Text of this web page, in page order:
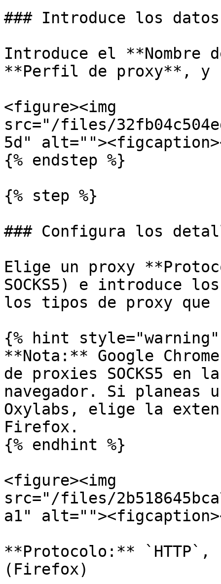
### Introduce los
Introduce el **Nombre
**Perfil de proxy**, y
<figure><img
src="/files/
5d"
{% endstep %}
{% step %}
### Configura los
Elige un proxy
SOCKS5) e introduce
los tipos de proxy que
{% hint style="warning"
**Nota:** Google
de proxies SOCKS5 en
navegador. Si planeas
Oxylabs, elige la
Firefox.
{% endhint %}
<figure><img
src="/files/
a1"
**Protocolo:** `HTTP`,
(Firefox)